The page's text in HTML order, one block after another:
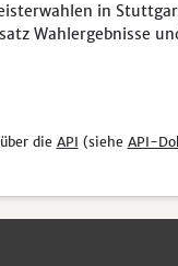
in
Wahlergebnisse
die API (siehe API-